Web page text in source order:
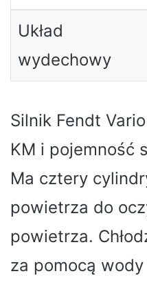
Układ
wydechowy
Silnik Fendt
KM i pojemność
Ma cztery
powietrza do
powietrza.
za pomocą